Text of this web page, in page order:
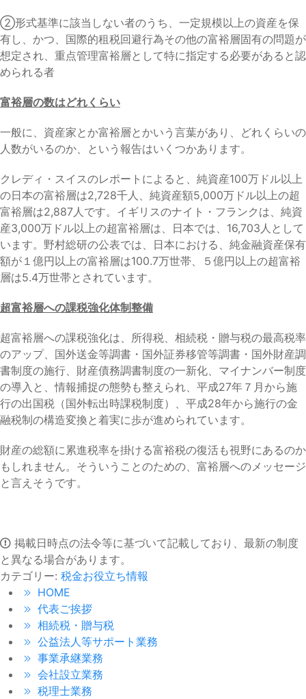
②形式基準に該当しない者のうち、一定規模以上の資産を保
有し、かつ、国際的租税回避行為その他の富裕層固有の問題が
想定され、重点管理富裕層として特に指定する必要があると認
められる者
富裕層の数はどれくらい
一般に、資産家とか富裕層とかいう言葉があり、どれくらいの
人数がいるのか、という報告はいくつかあります。
クレディ・スイスのレポートによると、純資産100万ドル以上
の日本の富裕層は2,728千人、純資産額5,000万ドル以上の超
富裕層は2,887人です。イギリスのナイト・フランクは、純資
産3,000万ドル以上の超富裕層は、日本では、16,703人として
います。野村総研の公表では、日本における、純金融資産保有
額が１億円以上の富裕層は100.7万世帯、５億円以上の超富裕
層は5.4万世帯とされています。
超富裕層への課税強化体制整備
超富裕層への課税強化は、所得税、相続税・贈与税の最高税率
のアップ、国外送金等調書・国外証券移管等調書・国外財産調
書制度の施行、財産債務調書制度の一新化、マイナンバー制度
の導入と、情報捕捉の態勢も整えられ、平成27年７月から施
行の出国税（国外転出時課税制度）、平成28年から施行の金
融税制の構造変換と着実に歩が進められています。
財産の総額に累進税率を掛ける富裕税の復活も視野にあるのか
もしれません。そういうことのための、富裕層へのメッセージ
と言えそうです。
掲載日時点の法令等に基づいて記載しており、最新の制度
と異なる場合があります。
カテゴリー: 税金お役立ち情報
HOME
代表ご挨拶
相続税・贈与税
公益法人等サポート業務
事業承継業務
会社設立業務
税理士業務